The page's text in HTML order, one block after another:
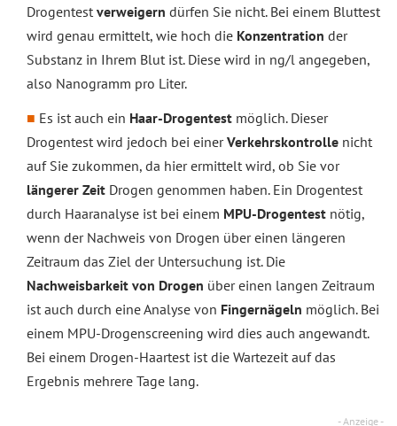
Drogentest verweigern dürfen Sie nicht. Bei einem Bluttest
wird genau ermittelt, wie hoch die Konzentration der
Substanz in Ihrem Blut ist. Diese wird in ng/l angegeben,
also Nanogramm pro Liter.
Es ist auch ein Haar-Drogentest möglich. Dieser
Drogentest wird jedoch bei einerVerkehrskontrolle nicht
auf Sie zukommen, da hier ermittelt wird, ob Sie vor
längerer Zeit Drogen genommen haben. Ein Drogentest
durch Haaranalyse ist bei einem MPU-Drogentest nötig,
wenn der Nachweis von Drogen über einen längeren
Zeitraum das Ziel der Untersuchung ist. Die
Nachweisbarkeit von Drogen über einen langen Zeitraum
ist auch durch eine Analyse von Fingernägeln möglich. Bei
einem MPU-Drogenscreening wird dies auch angewandt.
Bei einem Drogen-Haartest ist die Wartezeit auf das
Ergebnis mehrere Tage lang.